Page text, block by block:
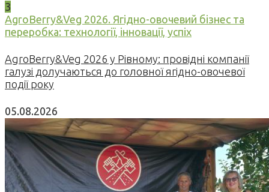
3
AgroBerry&Veg 2026. Ягідно-овочевий бізнес та
переробка: технології, інновації, успіх
AgroBerry&Veg 2026 у Рівному: провідні компанії
галузі долучаються до головної ягідно-овочевої
події року
05.08.2026